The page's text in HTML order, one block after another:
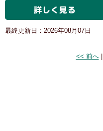
最終更新日：2026年08月07日
<< 前へ|